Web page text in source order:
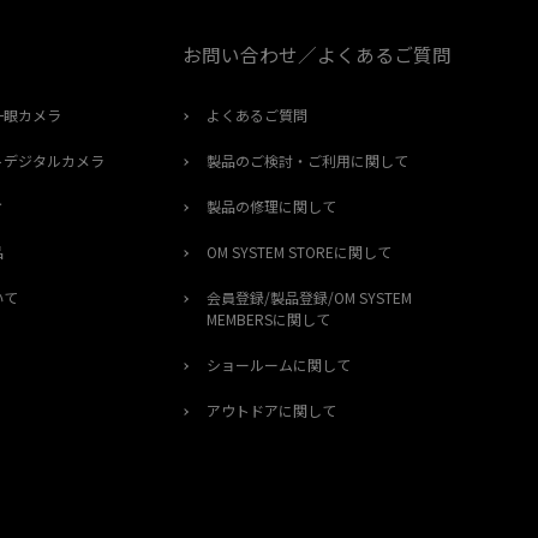
カメラ
ジタルカメラ
お問い合わせ／よくあるご質問
よくあるご質問
製品のご検討・ご利用に関して
製品の修理に関して
OM SYSTEM STOREに関して
会員登録/製品登録/OM SYSTEM
MEMBERSに関して
ショールームに関して
アウトドアに関して